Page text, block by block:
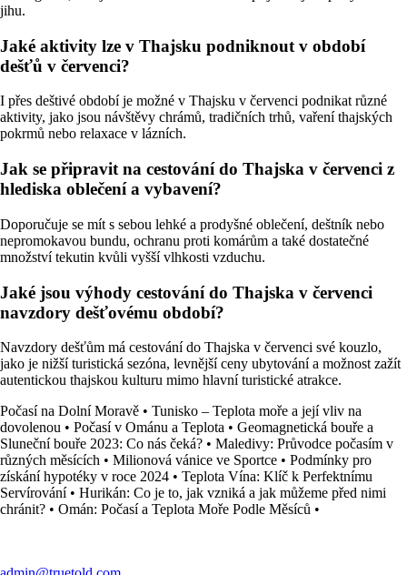
jihu.
Jaké aktivity lze v Thajsku podniknout v období
dešťů v červenci?
I přes deštivé období je možné v Thajsku v červenci podnikat různé
aktivity, jako jsou návštěvy chrámů, tradičních trhů, vaření thajských
pokrmů nebo relaxace v lázních.
Jak se připravit na cestování do Thajska v červenci z
hlediska oblečení a vybavení?
Doporučuje se mít s sebou lehké a prodyšné oblečení, deštník nebo
nepromokavou bundu, ochranu proti komárům a také dostatečné
množství tekutin kvůli vyšší vlhkosti vzduchu.
Jaké jsou výhody cestování do Thajska v červenci
navzdory dešťovému období?
Navzdory dešťům má cestování do Thajska v červenci své kouzlo,
jako je nižší turistická sezóna, levnější ceny ubytování a možnost zažít
autentickou thajskou kulturu mimo hlavní turistické atrakce.
Počasí na Dolní Moravě • Tunisko – Teplota moře a její vliv na
dovolenou • Počasí v Ománu a Teplota • Geomagnetická bouře a
Sluneční bouře 2023: Co nás čeká? • Maledivy: Průvodce počasím v
různých měsících • Milionová vánice ve Sportce • Podmínky pro
získání hypotéky v roce 2024 • Teplota Vína: Klíč k Perfektnímu
Servírování• Hurikán: Co je to, jak vzniká a jak můžeme před nimi
chránit? • Omán: Počasí a Teplota Moře Podle Měsíců •